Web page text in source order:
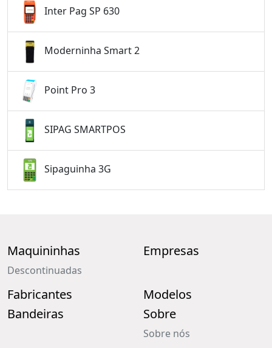
Inter Pag SP 630
Moderninha Smart 2
Point Pro 3
SIPAG SMARTPOS
Sipaguinha 3G
Maquininhas
Descontinuadas
Empresas
Fabricantes
Modelos
Bandeiras
Sobre
Sobre nós